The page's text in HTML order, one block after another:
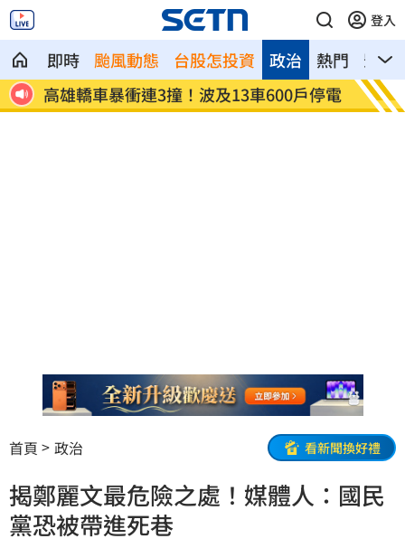
登入
即時 颱風動態 台股怎投資 熱門 影音
政治
電 陳晨威失誤釀失分 教頭透露其實抱病上
場
昆凌
況
首頁 政治 看新聞換好禮
揭鄭麗文最危險之處！媒體人：國民
黨恐被帶進死巷